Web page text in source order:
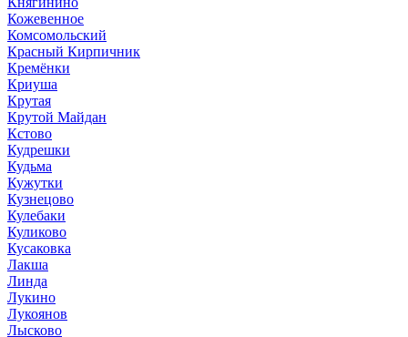
Кожевенное
Комсомольский
Красный Кирпичник
Кремёнки
Криуша
Крутая
Крутой Майдан
Кстово
Кудрешки
Кудьма
Кужутки
Кузнецово
Кулебаки
Куликово
Кусаковка
Лакша
Линда
Лукино
Лукоянов
Лысково